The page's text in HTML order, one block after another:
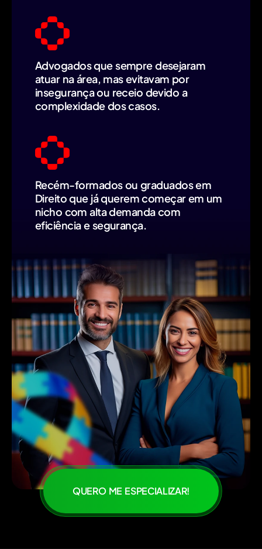
Advogados que sempre desejaram
atuar na área, mas evitavam por
insegurança ou receio devido a
complexidade dos casos.​
Recém-formados ou graduados em
Direito que já querem começar em um
nicho com alta demanda com
eficiência e segurança.​
QUERO ME ESPECIALIZAR!